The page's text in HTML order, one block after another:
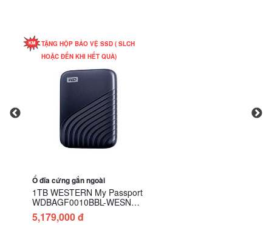
TẶNG HỘP BẢO VỆ SSD ( SLCH
HOẶC ĐẾN KHI HẾT QUÀ)
Ổ đĩa cứng gắn ngoài
1TB WESTERN My Passport
WDBAGF0010BBL-WESN
(Xanh) (EXTERNAL)
5,179,000 đ